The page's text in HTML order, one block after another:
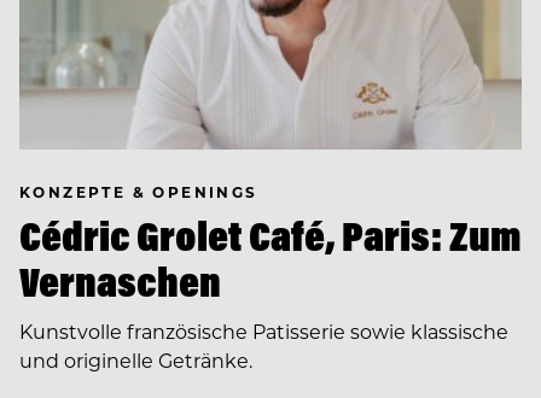
KONZEPTE & OPENINGS
Cédric Grolet Café, Paris: Zum
Vernaschen
Kunstvolle französische Patisserie sowie klassische
und originelle Getränke.